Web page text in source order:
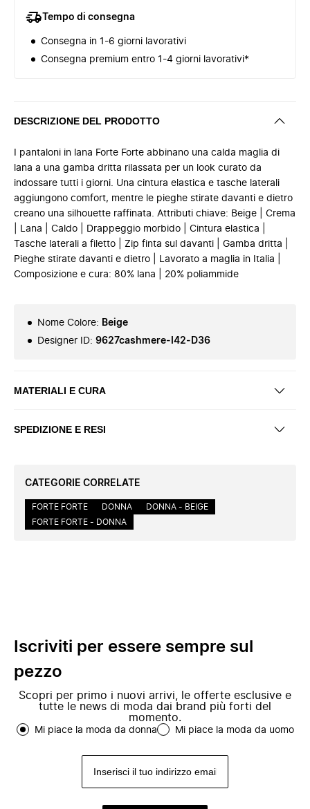
Tempo di consegna
Consegna in 1-6 giorni lavorativi
Consegna premium entro 1-4 giorni lavorativi*
DESCRIZIONE DEL PRODOTTO
I pantaloni in lana Forte Forte abbinano una calda maglia di
lana a una gamba dritta rilassata per un look curato da
indossare tutti i giorni. Una cintura elastica e tasche laterali
aggiungono comfort, mentre le pieghe stirate davanti e dietro
creano una silhouette raffinata. Attributi chiave: Beige | Crema
| Lana | Caldo | Drappeggio morbido | Cintura elastica |
Tasche laterali a filetto | Zip finta sul davanti | Gamba dritta |
Pieghe stirate davanti e dietro | Lavorato a maglia in Italia |
Composizione e cura: 80% lana | 20% poliammide
Nome Colore: Beige
Designer ID: 9627cashmere-I42-D36
MATERIALI E CURA
SPEDIZIONE E RESI
CATEGORIE CORRELATE
FORTE FORTE DONNA
DONNA - BEIGE
FORTE FORTE - DONNA
Iscriviti per essere sempre sul
pezzo
Scopri per primo i nuovi arrivi, le offerte esclusive e
tutte le news di moda dai brand più forti del
momento.
Mi piace la moda da donna Mi piace la moda da uomo